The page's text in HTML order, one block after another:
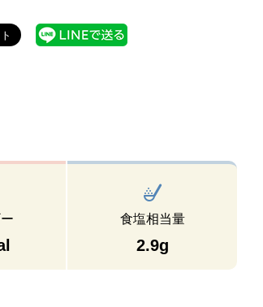
食塩相当量
2.9g